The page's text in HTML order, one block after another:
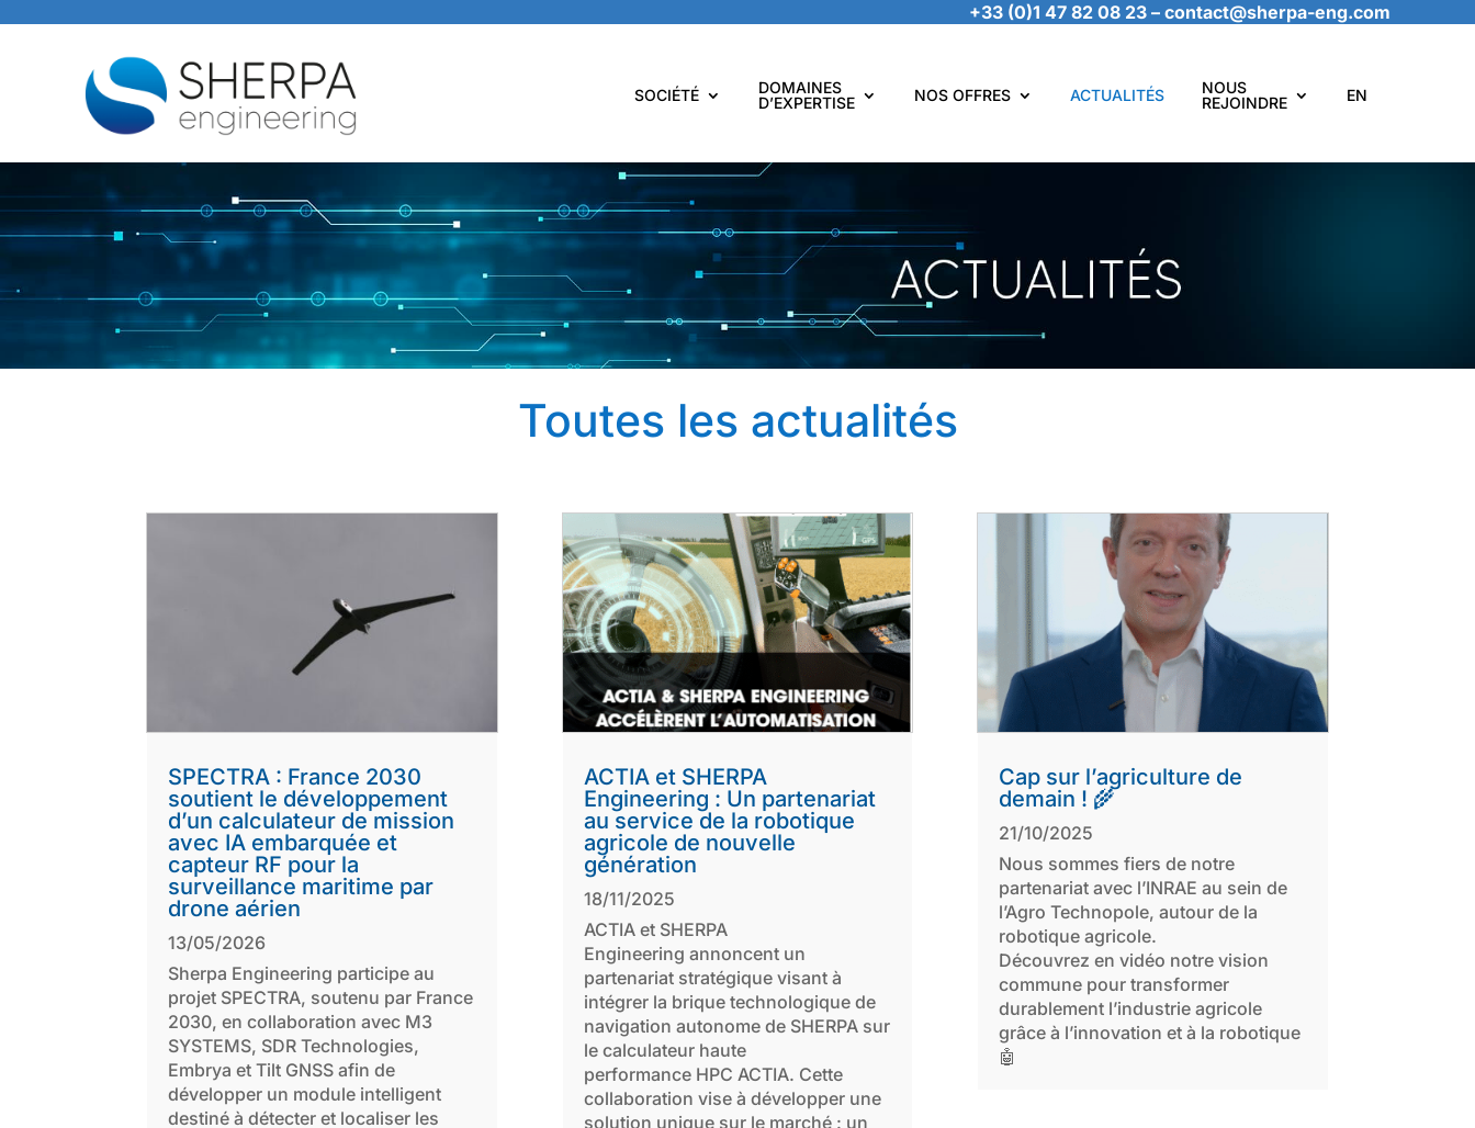
+33 (0)1 47 82 08 23 – contact@sherpa-eng.com
SOCIÉTÉ
DOMAINES
D’EXPERTISE
NOS OFFRES ACTUALITÉS
NOUS
REJOINDRE
EN
Toutes les actualités
SPECTRA : France 2030
soutient le développement
d’un calculateur de mission
avec IA embarquée et
capteur RF pour la
surveillance maritime par
drone aérien
13/05/2026
Sherpa Engineering participe au
projet SPECTRA, soutenu par France
2030, en collaboration avec M3
SYSTEMS, SDR Technologies,
Embrya et Tilt GNSS afin de
développer un module intelligent
destiné à détecter et localiser les
ACTIA et SHERPA
Engineering : Un partenariat
au service de la robotique
agricole de nouvelle
génération
18/11/2025
ACTIA et SHERPA
Engineering annoncent un
partenariat stratégique visant à
intégrer la brique technologique de
navigation autonome de SHERPA sur
le calculateur haute
performance HPC ACTIA. Cette
collaboration vise à développer une
solution unique sur le marché : un
Cap sur l’agriculture de
demain ! 🌾
21/10/2025
Nous sommes fiers de notre
partenariat avec l’INRAE au sein de
l’Agro Technopole, autour de la
robotique agricole.
Découvrez en vidéo notre vision
commune pour transformer
durablement l’industrie agricole
grâce à l’innovation et à la robotique
🤖